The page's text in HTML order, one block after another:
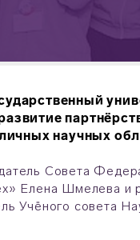
научных
Совета
Елена Шмелева и
Учёного совета